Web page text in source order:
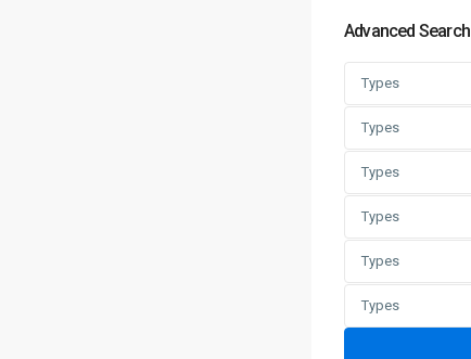
Advanced Search
Types
Types
Types
Types
Types
Types